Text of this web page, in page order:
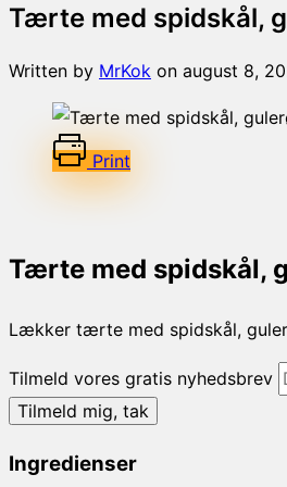
Tærte med spidskål,
Written by MrKok on august 8,
Print
Tærte med spidskål,
Lækker tærte med spidskål,
Tilmeld vores gratis nyhedsbrev
Ingredienser